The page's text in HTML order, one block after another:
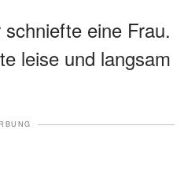
eine Frau.
leise und langsam